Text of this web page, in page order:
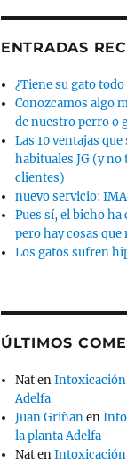
ENTRADAS
¿Tiene su gato
Conozcamos algo
de nuestro perro o
Las 10 ventajas
habituales JG (y
clientes)
nuevo servicio:
Pues sí, el bicho
pero hay cosas
Los gatos sufren
ÚLTIMOS
NatenIntoxicación
Adelfa
Juan Griñanen
la planta Adelfa
NatenIntoxicación